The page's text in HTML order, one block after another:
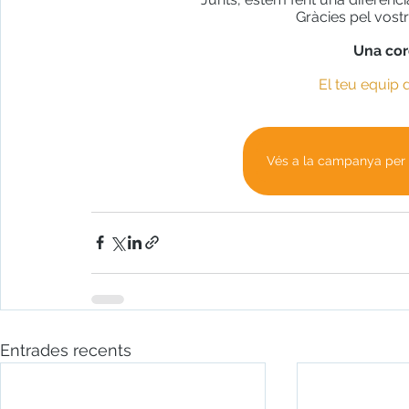
Gràcies pel
Una
El teu equip
Vés a la campanya
Entrades recents